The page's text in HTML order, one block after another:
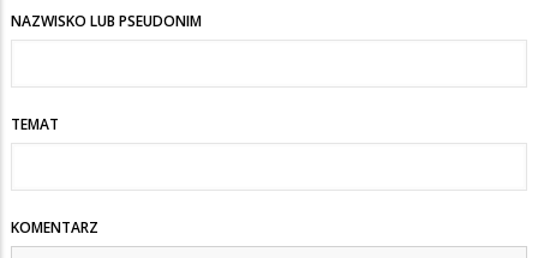
NAZWISKO LUB PSEUDONIM
TEMAT
KOMENTARZ